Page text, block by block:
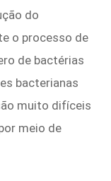
do
o processo de
de bactérias
bacterianas
muito difíceis
meio de